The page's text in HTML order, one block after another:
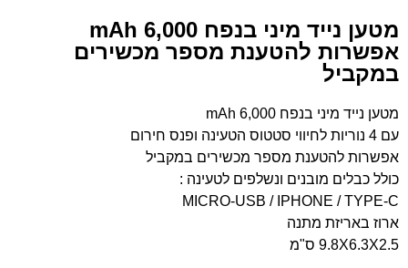
אפשרות להטענת מספר מכשירים
במקביל
מטען נייד מיני בנפח 6,000 mAh
עם 4 נוריות לחיווי סטטוס הטעינה ופנס חירום
אפשרות להטענת מספר מכשירים במקביל
כולל כבלים מובנים ונשלפים לטעינה :
MICRO-USB / IPHONE / TYPE-C
ארוז באריזת מתנה
9.8X6.3X2.5 ס"מ